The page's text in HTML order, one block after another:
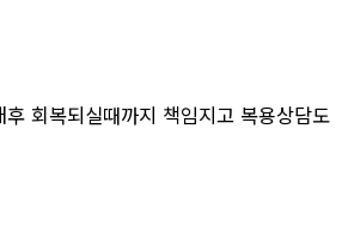
회복되실때까지 책임지고 복용상담도